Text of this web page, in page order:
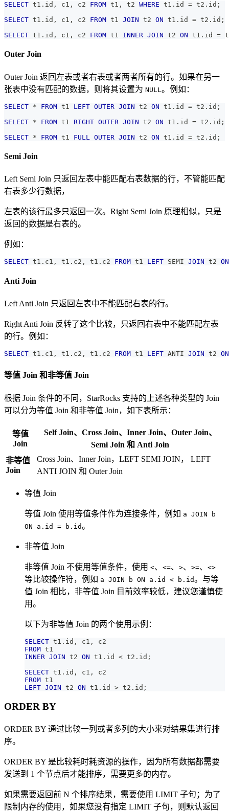
SELECT t1 . id , c1 , c2 FROM t1 , t2 WHERE t1 . id = t2 . id ;
SELECT t1 . id , c1 , c2 FROM t1 JOIN t2 ON t1 . id = t2 . id ;
SELECT t1 . id , c1 , c2 FROM t1 INNER JOIN t2 ON t1 . id =
Outer Join
Outer Join 返回左表或者右表或者两者所有的行。如果在另一
张表中没有匹配的数据，则将其设置为 NULL 。例如：
SELECT * FROM t1 LEFT OUTER JOIN t2 ON t1 . id = t2 . id ;
SELECT * FROM t1 RIGHT OUTER JOIN t2 ON t1 . id = t2 . id ;
SELECT * FROM t1 FULL OUTER JOIN t2 ON t1 . id = t2 . id ;
Semi Join
Left Semi Join 只返回左表中能匹配右表数据的行，不管能匹配
右表多少行数据，
左表的该行最多只返回一次。Right Semi Join 原理相似，只是
返回的数据是右表的。
例如：
SELECT t1 . c1 , t1 . c2 , t1 . c2 FROM t1 LEFT SEMI JOIN t2 ON
Anti Join
Left Anti Join 只返回左表中不能匹配右表的行。
Right Anti Join 反转了这个比较，只返回右表中不能匹配左表
的行。例如：
SELECT t1 . c1 , t1 . c2 , t1 . c2 FROM t1 LEFT ANTI JOIN t2 ON
等值 Join 和非等值 Join
根据 Join 条件的不同，StarRocks 支持的上述各种类型的 Join
可以分为等值 Join 和非等值 Join，如下表所示：
等值
Join
Self Join、Cross Join、Inner Join、Outer Join、
Semi Join 和 Anti Join
非等值
Join
Cross Join、Inner Join，LEFT SEMI JOIN， LEFT
ANTI JOIN 和 Outer Join
等值 Join
等值 Join 使用等值条件作为连接条件，例如 a JOIN b
ON a.id = b.id。
非等值 Join
非等值 Join 不使用等值条件，使用 <、 <=、 >、 >=、 <>
等比较操作符，例如 a JOIN b ON a.id < b.id。与等
值 Join 相比，非等值 Join 目前效率较低，建议您谨慎使
用。
以下为非等值 Join 的两个使用示例：
SELECT t1 . id , c1 ,
c2
FROM t1
INNER JOIN t2 ON t1 . id < t2 . id ;
SELECT t1 . id , c1 ,
c2
FROM t1
LEFT JOIN t2 ON t1 . id > t2 . id ;
ORDER BY
ORDER BY 通过比较一列或者多列的大小来对结果集进行排
序。
ORDER BY 是比较耗时耗资源的操作，因为所有数据都需要
发送到 1 个节点后才能排序，需要更多的内存。
如果需要返回前 N 个排序结果，需要使用 LIMIT 子句；为了
限制内存的使用，如果您没有指定 LIMIT 子句，则默认返回